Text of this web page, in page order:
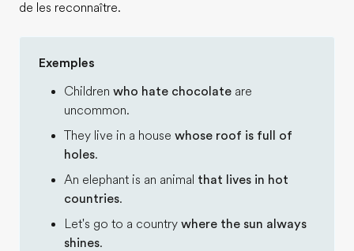
de les reconnaître.
Exemples
Children who hate chocolate are
uncommon.
They live in a house whose roof is full of
holes.
An elephant is an animal that lives in hot
countries.
Let's go to a country where the sun always
shines.